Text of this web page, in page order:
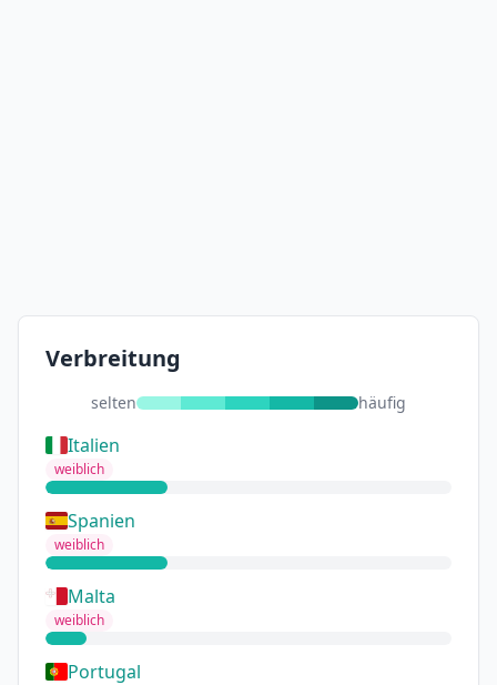
Verbreitung
selten häufig
Italien
weiblich
Spanien
weiblich
Malta
weiblich
Portugal